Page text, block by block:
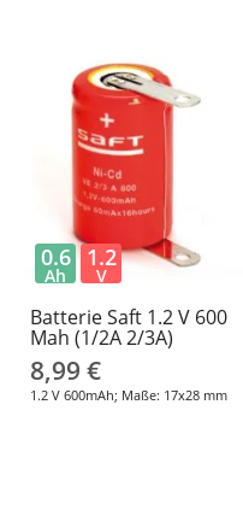
Batterie Saft 1.2 V 600
Mah (1/2A 2/3A)
8,99 €
1.2 V 600mAh; Maße: 17x28 mm
0.6
Ah
1.2
V